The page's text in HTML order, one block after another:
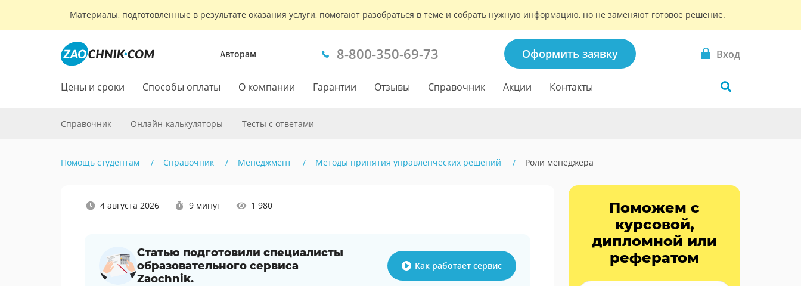
Материалы, подготовленные в результате оказания услуги, помогают разобраться в теме и собрать нужную информацию, но не заменяют готовое решение.
Авторам 8-800-350-69-73 Оформить заявку Вход
Цены и сроки Способы оплаты О компании Гарантии Отзывы Справочник Акции Контакты
Справочник Онлайн-калькуляторы Тесты с ответами
Помощь студентам Справочник Менеджмент Методы принятия управленческих решений Роли менеджера
4 августа 2026 9 минут 1 980
Статью подготовили специалисты
образовательного сервиса
Zaochnik.
Как работает сервис
Поможем с
курсовой,
дипломной или
рефератом